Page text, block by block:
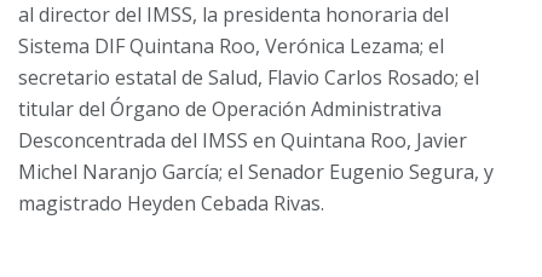
al director del IMSS, la presidenta honoraria del
Sistema DIF Quintana Roo, Verónica Lezama; el
secretario estatal de Salud, Flavio Carlos Rosado; el
titular del Órgano de Operación Administrativa
Desconcentrada del IMSS en Quintana Roo, Javier
Michel Naranjo García; el Senador Eugenio Segura, y
magistrado Heyden Cebada Rivas.